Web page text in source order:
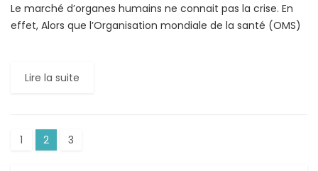
Le marché d’organes humains ne connait pas la crise. En
effet, Alors que l’Organisation mondiale de la santé (OMS)
Lire la suite
1 2 3